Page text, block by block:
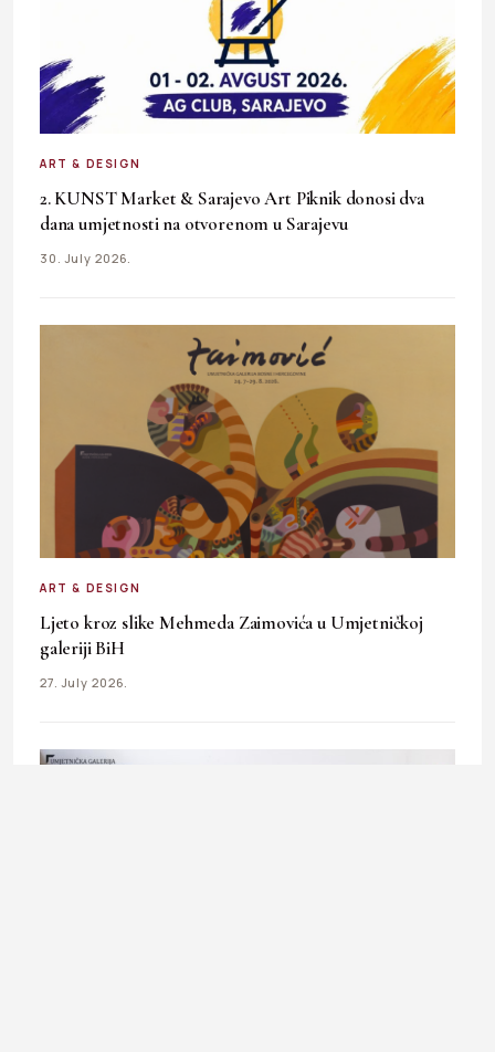
ART & DESIGN
2. KUNST Market & Sarajevo Art Piknik donosi dva
dana umjetnosti na otvorenom u Sarajevu
30. July 2026.
ART & DESIGN
Ljeto kroz slike Mehmeda Zaimovića u Umjetničkoj
galeriji BiH
27. July 2026.